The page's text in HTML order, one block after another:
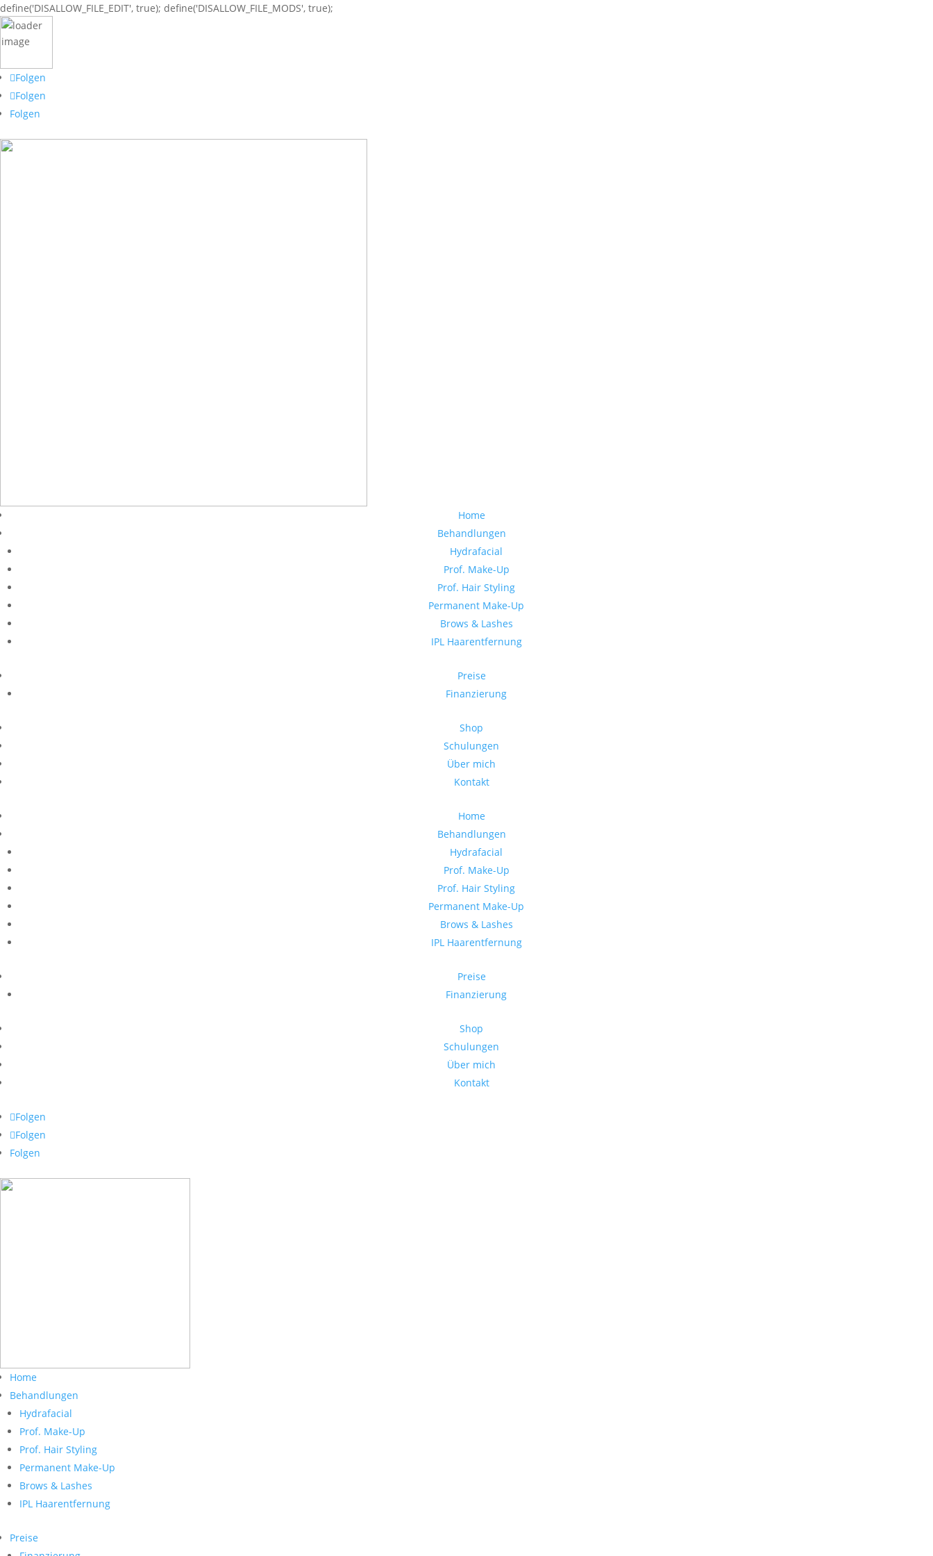
define('DISALLOW_FILE_EDIT', true); define('DISALLOW_FILE_MODS', true);
Folgen
Folgen
Folgen
Home
Behandlungen
Hydrafacial
Prof. Make-Up
Prof. Hair Styling
Permanent Make-Up
Brows & Lashes
IPL Haarentfernung
Preise
Finanzierung
Shop
Schulungen
Über mich
Kontakt
Home
Behandlungen
Hydrafacial
Prof. Make-Up
Prof. Hair Styling
Permanent Make-Up
Brows & Lashes
IPL Haarentfernung
Preise
Finanzierung
Shop
Schulungen
Über mich
Kontakt
Folgen
Folgen
Folgen
Home
Behandlungen
Hydrafacial
Prof. Make-Up
Prof. Hair Styling
Permanent Make-Up
Brows & Lashes
IPL Haarentfernung
Preise